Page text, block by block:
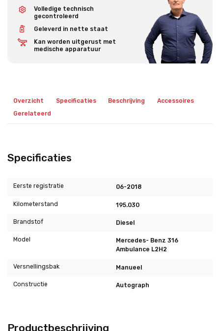
Volledige technisch
gecontroleerd
Geleverd in nette staat
Kan worden uitgerust met
medische apparatuur
Overzicht Specificaties Beschrijving
Accessoires
Gerelateerd
Specificaties
Eerste registratie 06-2018
Kilometerstand 195.030
Brandstof Diesel
Model
Mercedes- Benz 316
Ambulance L2H2
Versnellingsbak Manueel
Constructie Autograph
Productbeschrijving